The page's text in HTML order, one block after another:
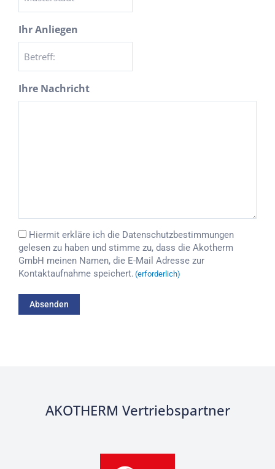
Ihr Anliegen
Ihre Nachricht
Einwilligung
(erforderlich)
Hiermit erkläre ich die Datenschutzbestimmungen
gelesen zu haben und stimme zu, dass die Akotherm
GmbH meinen Namen, die E-Mail Adresse zur
Kontaktaufnahme speichert. (erforderlich)
AKOTHERM Vertriebspartner